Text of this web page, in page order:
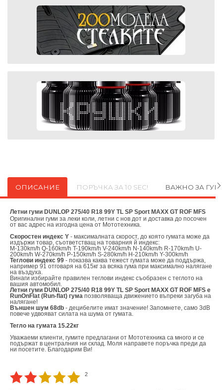
ОПИСАНИЕ ПОРЪЧКА ЗА 10 SEC! ВАЖНО ЗА
Летни гуми DUNLOP 275/40 R18 99Y TL SP Sport MAXX GT ROF MFS
Оригинални гуми за леки коли, летни с нов дот и доставка до посочен
от вас адрес на изгодна цена от Мототехника.
Скоростен индекс Y - максималната скорост, до която гумата може да
издържи товар, съответстващ на товарния й индекс:
M-130km/h Q-160km/h T-190km/h V-240km/h N-140km/h R-170km/h U-
200km/h W-270km/h P-150km/h S-280km/h H-210km/h Y-300km/h
Теглови индекс 99 - показва каква тежест гумата може да поддържа,
например 91 отговаря на 615кг за всяка гума при максимално налягане
на въздуха.
Винаги избирайте правилен теглови индекс съобразен с теглото на
вашия автомобил.
Летни гуми DUNLOP 275/40 R18 99Y TL SP Sport MAXX GT ROF MFS е
RunOnFlat (Run-flat) гума позволяваща движението въпреки загуба на
налягане!
Външен шум 68db - децибелите имат значение! Запомнете, само 3dB
повече удвояват силата на шума от гумата.
Тегло на гумата 15.22кг
Уважаеми клиенти, гумите предлагани от Мототехника са много и се
подържат в централния ни склад. Моля направете поръчка преди да
ни посетите. Благодарим Ви!
2